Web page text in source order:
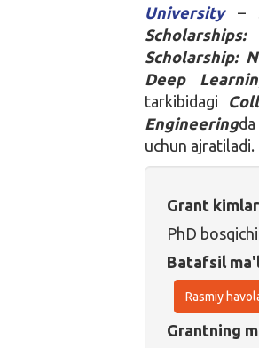
University –
Scholarship:
Deep
tarkibidagi
Engineeringda
uchun ajratiladi.
Grant
PhD
Batafsil
Rasmiy
Grantning